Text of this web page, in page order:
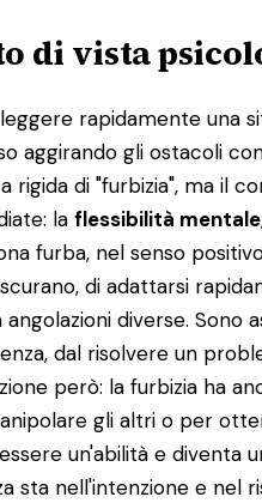
di vista
rapidamente una
aggirando gli ostacoli
rigida di "furbizia", ma il
la flessibilità mentale
furba, nel senso
di adattarsi
diverse. Sono
dal risolvere un
però: la furbizia ha
gli altri o per
un'abilità e diventa
sta nell'intenzione e nel